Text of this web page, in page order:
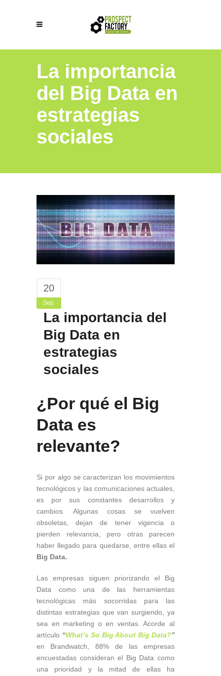
La importancia
del Big Data en
estrategias
sociales
20
Sep
La importancia del
Big Data en
estrategias
sociales
¿Por qué el Big
Data es
relevante?
Si por algo se caracterizan los movimientos
tecnológicos y las comunicaciones actuales,
es por sus constantes desarrollos y
cambios. Algunas cosas se vuelven
obsoletas, dejan de tener vigencia o
pierden relevancia, pero otras parecen
haber llegado para quedarse, entre ellas el
Big Data.
Las empresas siguen priorizando el Big
Data como una de las herramientas
tecnológicas más socorridas para las
distintas estrategias que van surgiendo, ya
sea en marketing o en ventas. Acorde al
artículo “What’s So Big About Big Data?”
en Brandwatch, 88% de las empresas
encuestadas consideran el Big Data como
una prioridad y la mitad de ellas ha